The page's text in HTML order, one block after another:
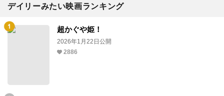
デイリーみたい映画ランキング
超かぐや姫！
2026年1月22日公開
2886